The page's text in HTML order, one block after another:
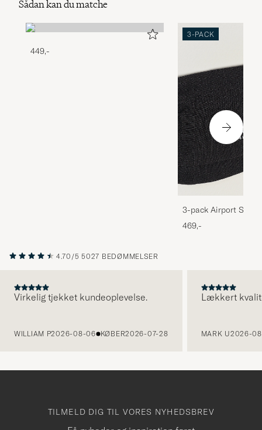
Sådan kan du matche
449,-
3-PACK
3-pack Airport
Melange
469,-
4.70/5 5027 BEDØMMELSER
Virkelig tjekket kundeoplevelse.
WILLIAM P2026-08-06 KØBER2026-07-28
Lækkert
MARK U2026-
TILMELD DIG TIL VORES NYHEDSBREV